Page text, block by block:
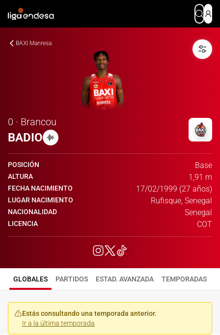
BAXI Manresa
0 · Brancou
BADIO
POSICIÓN Base
ALTURA 1,91 m
FECHA NACIMIENTO 17/02/1999 (27 años)
LUGAR NACIMIENTO Rufisque, Senegal
NACIONALIDAD Senegal
LICENCIA COT
GLOBALES PARTIDOS ESTAD. AVANZADA TEMPORADAS
Estás consultando una temporada anterior.
Ir a la última temporada